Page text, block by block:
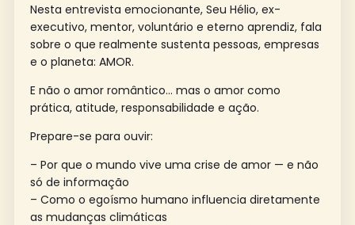
Nesta entrevista emocionante, Seu Hélio, ex-
executivo, mentor, voluntário e eterno aprendiz, fala
sobre o que realmente sustenta pessoas, empresas
e o planeta: AMOR.
E não o amor romântico… mas o amor como
prática, atitude, responsabilidade e ação.
Prepare-se para ouvir:
– Por que o mundo vive uma crise de amor — e não
só de informação
– Como o egoísmo humano influencia diretamente
as mudanças climáticas